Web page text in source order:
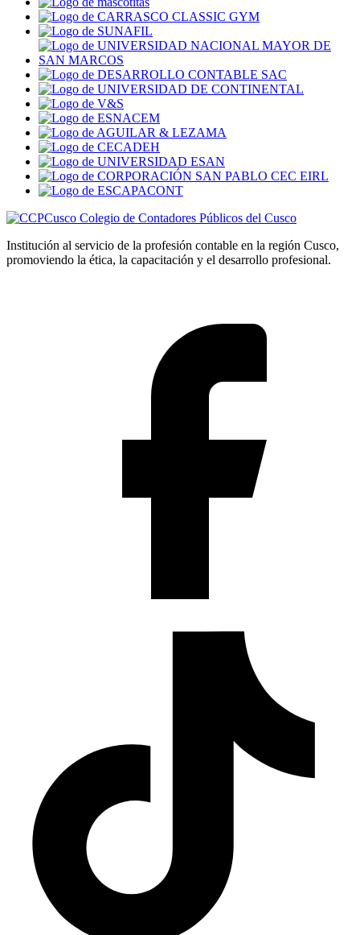
Colegio de Contadores Públicos del Cusco
Institución al servicio de la profesión contable en la región Cusco,
promoviendo la ética, la capacitación y el desarrollo profesional.